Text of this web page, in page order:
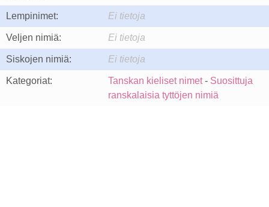
Lempinimet: Ei tietoja
Veljen nimiä: Ei tietoja
Siskojen nimiä: Ei tietoja
Kategoriat: Tanskan kieliset nimet- Suosittuja
ranskalaisia tyttöjen nimiä